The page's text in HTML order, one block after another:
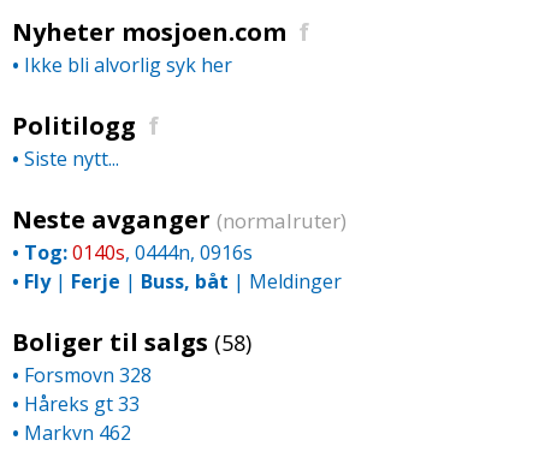
Nyheter mosjoen.com f
• Ikke bli alvorlig syk her
Politilogg f
• Siste nytt...
Neste avganger (normalruter)
• Tog:0140s, 0444n, 0916s
• Fly| Ferje | Buss, båt | Meldinger
Boliger til salgs (58)
• Forsmovn 328
• Håreks gt 33
• Markvn 462